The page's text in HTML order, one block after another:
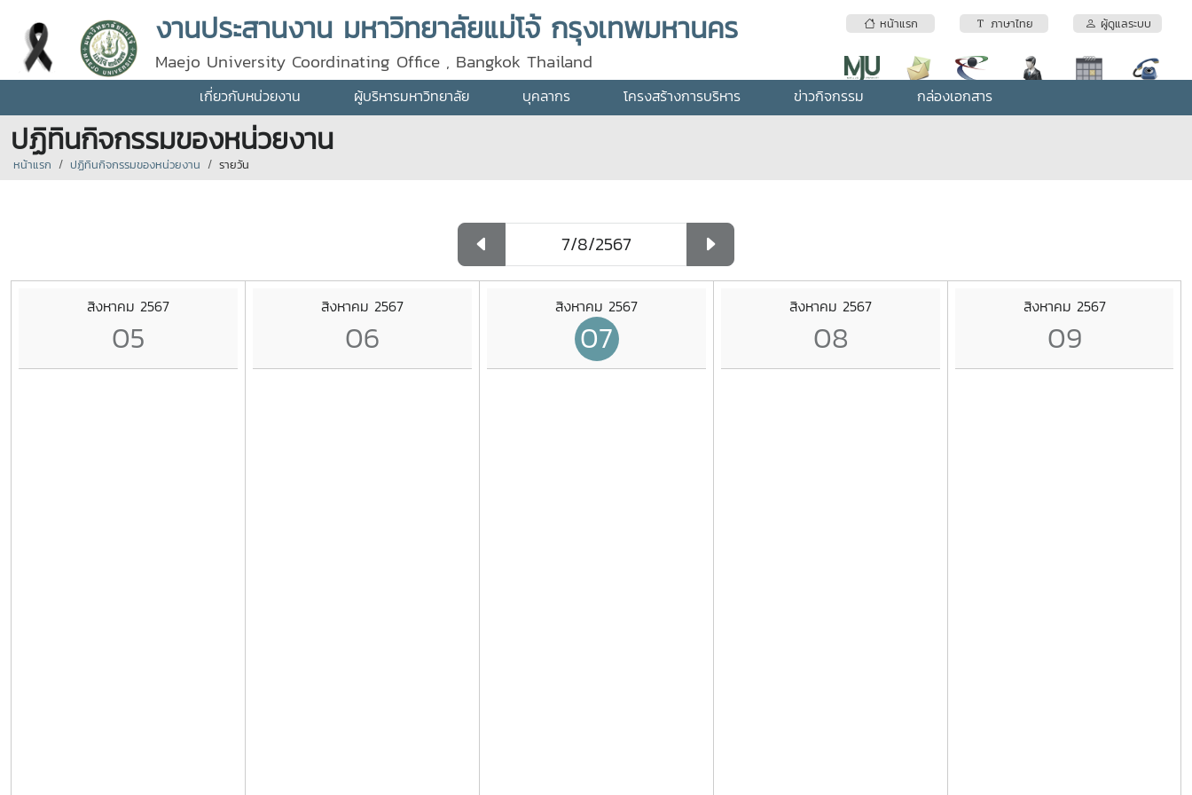
หน้าแรก ภาษาไทย ผู้ดูแลระบบ
งานประสานงาน มหาวิทยาลัยแม่โจ้ กรุงเทพมหานคร
Maejo University Coordinating Office , Bangkok Thailand
เกี่ยวกับหน่วยงาน ผู้บริหารมหาวิทยาลัย บุคลากร โครงสร้างการบริหาร ข่าวกิจกรรม กล่องเอกสาร
ปฏิทินกิจกรรมของหน่วยงาน
หน้าแรก ปฏิทินกิจกรรมของหน่วยงาน รายวัน
สิงหาคม 2567
05
สิงหาคม 2567
06
สิงหาคม 2567
07
สิงหาคม 2567
08
สิงหาคม 2567
09